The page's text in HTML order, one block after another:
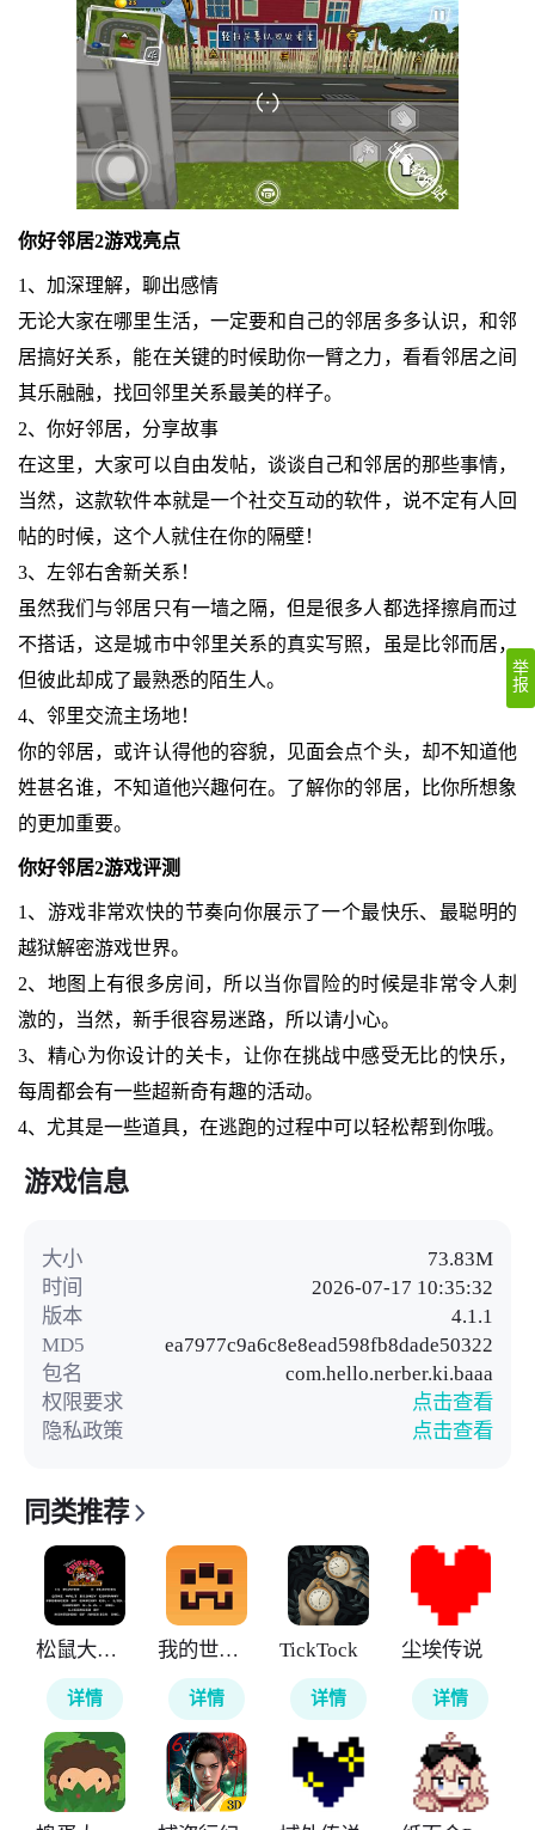
你好邻居2游戏亮点
1、加深理解，聊出感情
无论大家在哪里生活，一定要和自己的邻居多多认识，和邻
居搞好关系，能在关键的时候助你一臂之力，看看邻居之间
其乐融融，找回邻里关系最美的样子。
2、你好邻居，分享故事
在这里，大家可以自由发帖，谈谈自己和邻居的那些事情，
当然，这款软件本就是一个社交互动的软件，说不定有人回
帖的时候，这个人就住在你的隔壁！
3、左邻右舍新关系！
虽然我们与邻居只有一墙之隔，但是很多人都选择擦肩而过
不搭话，这是城市中邻里关系的真实写照，虽是比邻而居，
但彼此却成了最熟悉的陌生人。
4、邻里交流主场地！
你的邻居，或许认得他的容貌，见面会点个头，却不知道他
姓甚名谁，不知道他兴趣何在。了解你的邻居，比你所想象
的更加重要。
你好邻居2游戏评测
1、游戏非常欢快的节奏向你展示了一个最快乐、最聪明的
越狱解密游戏世界。
2、地图上有很多房间，所以当你冒险的时候是非常令人刺
激的，当然，新手很容易迷路，所以请小心。
3、精心为你设计的关卡，让你在挑战中感受无比的快乐，
每周都会有一些超新奇有趣的活动。
4、尤其是一些道具，在逃跑的过程中可以轻松帮到你哦。
游戏信息
大小
73.83M
时间
2026-07-17 10:35:32
版本
4.1.1
MD5
ea7977c9a6c8e8ead598fb8dade50322
包名
com.hello.nerber.ki.baaa
权限要求
点击查看
隐私政策
点击查看
同类推荐
松鼠大作战
详情
我的世界地下城
详情
TickTock
详情
尘埃传说
详情
举
报